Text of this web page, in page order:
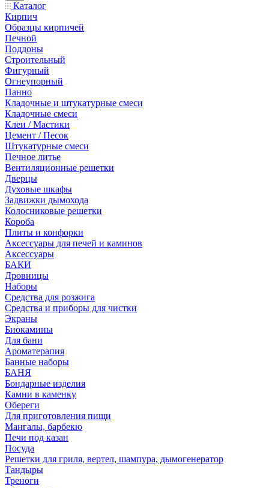
Каталог
Кирпич
Образцы кирпичей
Печной
Поддоны
Строительный
Фигурный
Огнеупорный
Панно
Кладочные и штукатурные смеси
Кладочные смеси
Клеи / Мастики
Цемент / Песок
Штукатурные смеси
Печное литье
Вентиляционные решетки
Дверцы
Духовые шкафы
Задвижки дымохода
Колосниковые решетки
Короба
Плиты и конфорки
Аксессуары для печей и каминов
Аксессуары
БАКИ
Дровницы
Наборы
Средства для розжига
Средства и приборы для чистки
Экраны
Биокамины
Для бани
Ароматерапия
Банные наборы
БАНЯ
Бондарные изделия
Камни в каменку
Обереги
Для приготовления пищи
Мангалы, барбекю
Печи под казан
Посуда
Решетки для гриля, вертел, шампура, дымогенератор
Тандыры
Треноги